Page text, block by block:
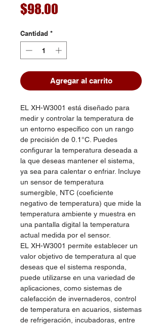
$98.00
Cantidad *
Agregar al carrito
EL XH-W3001 está diseñado para
medir y controlar la temperatura de
un entorno específico con un rango
de precisión de 0.1°C. Puedes
configurar la temperatura deseada a
la que deseas mantener el sistema,
ya sea para calentar o enfriar. Incluye
un sensor de temperatura
sumergible, NTC (coeficiente
negativo de temperatura) que mide la
temperatura ambiente y muestra en
una pantalla digital la temperatura
actual medida por el sensor.
EL XH-W3001 permite establecer un
valor objetivo de temperatura al que
deseas que el sistema responda,
puede utilizarse en una variedad de
aplicaciones, como sistemas de
calefacción de invernaderos, control
de temperatura en acuarios, sistemas
de refrigeración, incubadoras, entre